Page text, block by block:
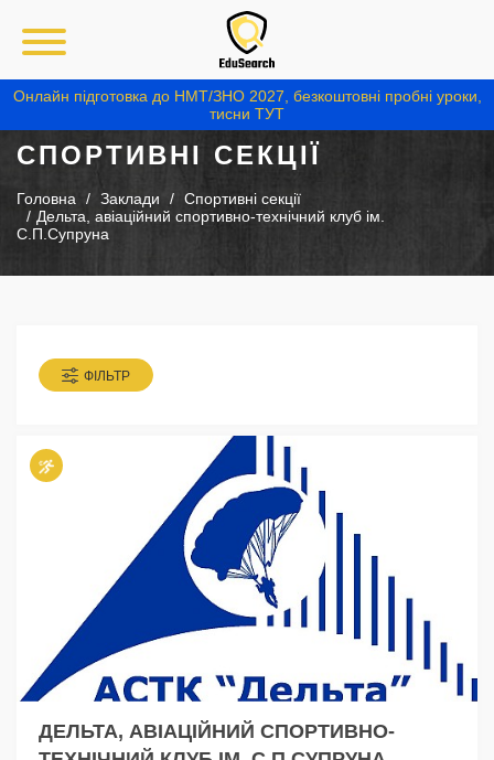
Онлайн підготовка до НМТ/ЗНО 2027, безкоштовні пробні уроки,
тисни ТУТ
СПОРТИВНІ СЕКЦІЇ
Головна Заклади
Спортивні секції
Дельта, авіаційний спортивно-технічний клуб ім.
С.П.Супруна
ФІЛЬТР
ДЕЛЬТА, АВІАЦІЙНИЙ СПОРТИВНО-